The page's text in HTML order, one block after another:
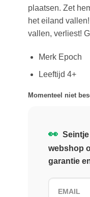
plaatsen. Zet
het eiland
vallen, verliest!
Merk Epoch
Leeftijd 4+
Momenteel niet
👀
webshop
garantie